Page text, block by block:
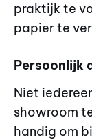
praktijk te
papier te
Persoonlijk
Niet
showroom
handig om